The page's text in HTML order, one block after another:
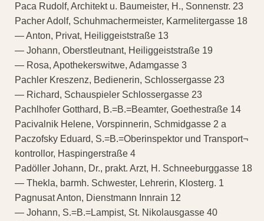
Paca Rudolf, Architekt u. Baumeister, H., Sonnenstr. 23
Pacher Adolf, Schuhmachermeister, Karmelitergasse 18
— Anton, Privat, Heiliggeiststraße 13
— Johann, Oberstleutnant, Heiliggeiststraße 19
— Rosa, Apothekerswitwe, Adamgasse 3
Pachler Kreszenz, Bedienerin, Schlossergasse 23
— Richard, Schauspieler Schlossergasse 23
Pachlhofer Gotthard, B.=B.=Beamter, Goethestraße 14
Pacivalnik Helene, Vorspinnerin, Schmidgasse 2 a
Paczofsky Eduard, S.=B.=Oberinspektor und Transport¬
kontrollor, Haspingerstraße 4
Padöller Johann, Dr., prakt. Arzt, H. Schneeburggasse 18
— Thekla, barmh. Schwester, Lehrerin, Klosterg. 1
Pagnusat Anton, Dienstmann Innrain 12
— Johann, S.=B.=Lampist, St. Nikolausgasse 40